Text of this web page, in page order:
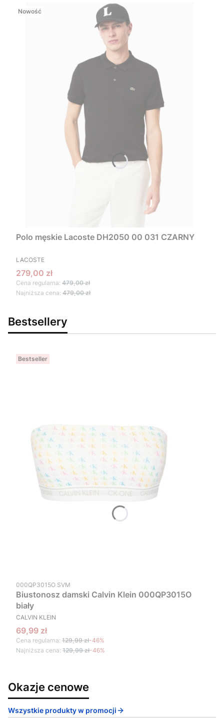
Nowość
Polo męskie Lacoste DH2050 00 031 CZARNY
PRODUCENT
LACOSTE
Cena promocyjna
279,00 zł
Cena regularna: 479,00 zł
Najniższa cena: 479,00 zł
Bestsellery
Bestseller
Kod produktu
000QP3015O SVM
Biustonosz damski Calvin Klein 000QP3015O
biały
PRODUCENT
CALVIN KLEIN
Cena promocyjna
69,99 zł
Cena regularna: 129,99 zł-46%
Najniższa cena: 129,99 zł-46%
Okazje cenowe
Wszystkie produkty w promocji